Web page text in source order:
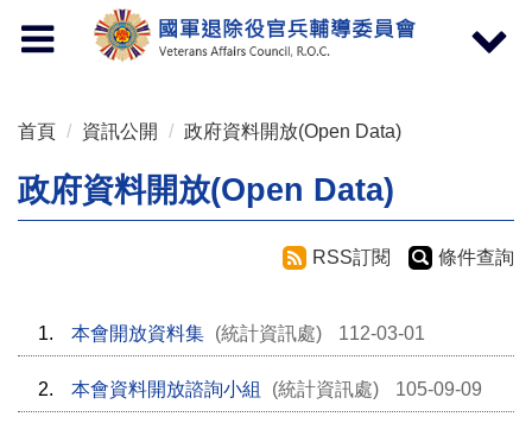
Toggle
navigation
Toggle
首頁 資訊公開 政府資料開放(Open Data)
政府資料開放(Open Data)
RSS訂閱 條件查詢
1. 本會開放資料集 (統計資訊處) 112-03-01
2. 本會資料開放諮詢小組 (統計資訊處) 105-09-09